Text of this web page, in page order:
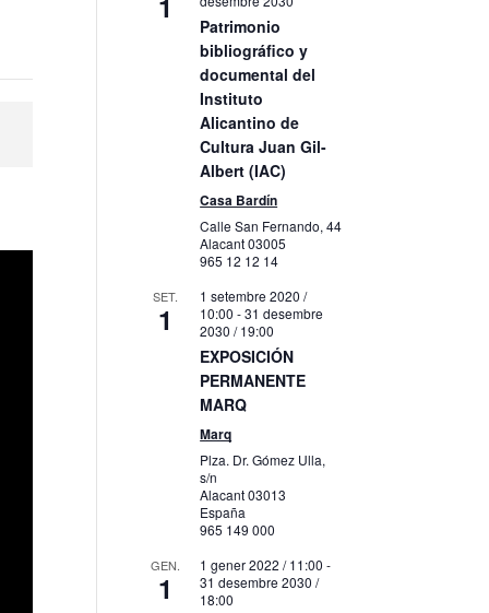
Patrimonio
bibliográfico y
documental del
Instituto
Alicantino de
Cultura Juan Gil-
Albert (IAC)
Casa Bardín
Calle San Fernando, 44
Alacant03005
965 12 12 14
SET.
1
1 setembre 2020 /
10:00 -31 desembre
2030 / 19:00
EXPOSICIÓN
PERMANENTE
MARQ
Marq
Plza. Dr. Gómez Ulla,
s/n
Alacant03013
España
965 149 000
GEN.
1
1 gener 2022 / 11:00 -
31 desembre 2030 /
18:00